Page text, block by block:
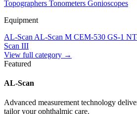
Topographers Tonometers Gonioscopes
Equipment
AL-Scan AL-Scan M CEM-530 GS-1
Scan III
View full category →
Featured
AL-Scan
Advanced measurement technology
tailor your ophthalmic care.